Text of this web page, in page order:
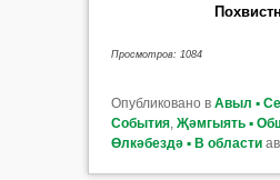
Просмотров: 1084
Опубликовано в Авыл ▪
События, Җәмгыять ▪
Өлкәбездә ▪ В области